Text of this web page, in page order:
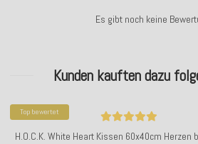
Es gibt noch keine
Kunden kauften dazu
Top bewertet
H.O.C.K. White Heart Kissen 60x40cm Herzen